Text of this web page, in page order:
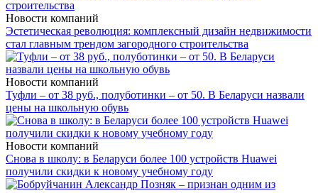
Новости компаний
Эстетическая революция: комплексный дизайн недвижимости
стал главным трендом загородного строительства
Новости компаний
Туфли – от 38 руб., полуботинки – от 50. В Беларуси назвали
цены на школьную обувь
Новости компаний
Снова в школу: в Беларуси более 100 устройств Huawei
получили скидки к новому учебному году